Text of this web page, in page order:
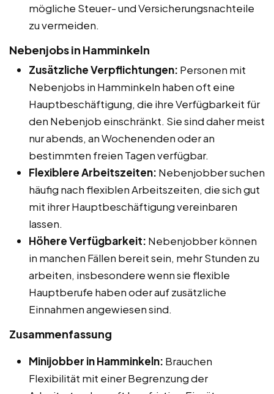
mögliche Steuer- und Versicherungsnachteile
zu vermeiden.
Nebenjobs in Hamminkeln
Zusätzliche Verpflichtungen: Personen mit
Nebenjobs in Hamminkeln haben oft eine
Hauptbeschäftigung, die ihre Verfügbarkeit für
den Nebenjob einschränkt. Sie sind daher meist
nur abends, an Wochenenden oder an
bestimmten freien Tagen verfügbar.
Flexiblere Arbeitszeiten: Nebenjobber suchen
häufig nach flexiblen Arbeitszeiten, die sich gut
mit ihrer Hauptbeschäftigung vereinbaren
lassen.
Höhere Verfügbarkeit: Nebenjobber können
in manchen Fällen bereit sein, mehr Stunden zu
arbeiten, insbesondere wenn sie flexible
Hauptberufe haben oder auf zusätzliche
Einnahmen angewiesen sind.
Zusammenfassung
Minijobber in Hamminkeln: Brauchen
Flexibilität mit einer Begrenzung der